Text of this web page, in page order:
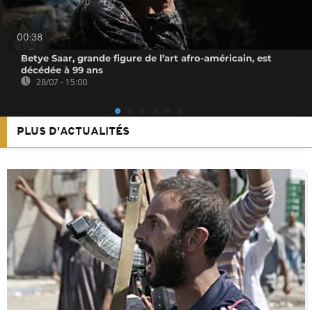
00:38
Betye Saar, grande figure de l’art afro-américain, est
décédée à 99 ans
28/07 - 15:00
PLUS D'ACTUALITÉS